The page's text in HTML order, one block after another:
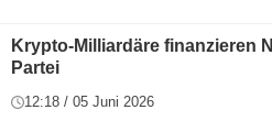
Krypto-Milliardäre finanzieren
Partei
12:18 / 05 Juni 2026